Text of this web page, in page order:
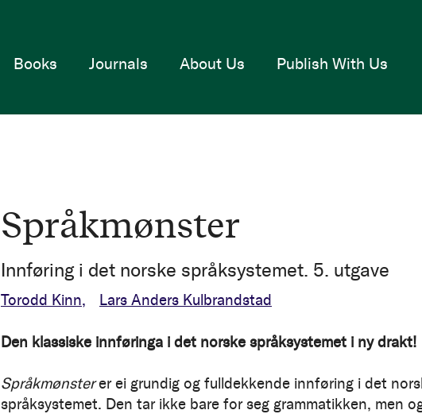
Home
Books Journals About Us Publish With Us
Språkmønster
Innføring i det norske språksystemet. 5. utgave
Torodd Kinn Lars Anders Kulbrandstad
Den klassiske innføringa i det norske språksystemet i ny drakt!
Språkmønsterer ei grundig og fulldekkende innføring i det
språksystemet. Den tar ikke bare for seg grammatikken, men